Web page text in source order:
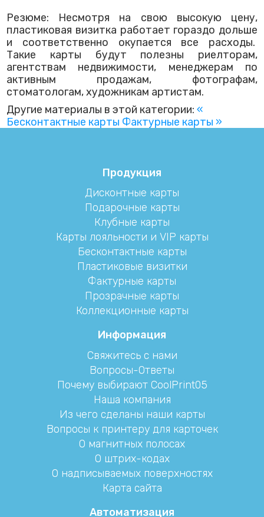
Резюме: Несмотря на свою высокую цену,
пластиковая визитка работает гораздо дольше
и соответственно окупается все расходы.
Такие карты будут полезны риелторам,
агентствам недвижимости, менеджерам по
активным продажам, фотографам,
стоматологам, художникам артистам.
Другие материалы в этой категории: «
Бесконтактные карты Фактурные карты »
Продукция
Дисконтные карты
Подарочные карты
Клубные карты
Карты лояльности и VIP карты
Бесконтактные карты
Пластиковые визитки
Фактурные карты
Прозрачные карты
Коллекционные карты
Информация
Свяжитесь с нами
Вопросы-Ответы
Почему выбирают CoolPrint05
Наша компания
Из чего сделаны наши карты
Вопросы к принтеру для карточек
О магнитных полосах
О штрих-кодах
О надписываемых поверхностях
Карта сайта
Автоматизация